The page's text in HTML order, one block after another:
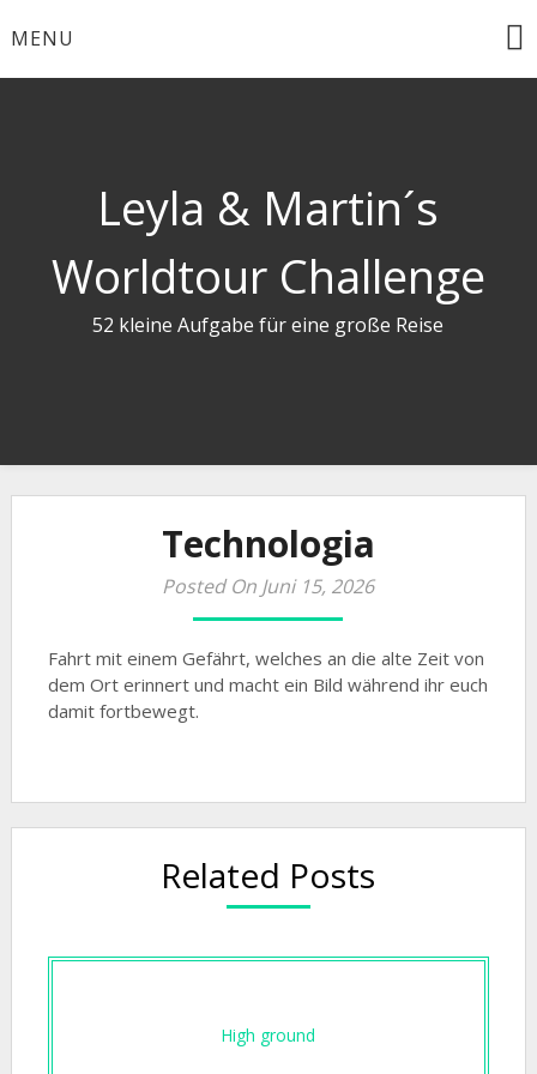
toMENU
Leyla & Martin´s
Worldtour Challenge
52 kleine Aufgabe für eine große Reise
Technologia
Posted On Juni 15, 2026
Fahrt mit einem Gefährt, welches an die alte Zeit von
dem Ort erinnert und macht ein Bild während ihr euch
damit fortbewegt.
Related Posts
High ground